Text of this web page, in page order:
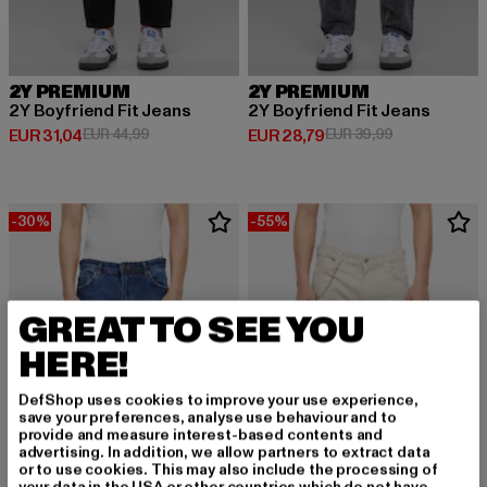
2Y PREMIUM
2Y Boyfriend Fit Jeans
EUR 31,04
Derzeitiger Preis: EUR 31,04
EUR 44,99Aktionspreis: EUR 44,99
2Y PREMIUM
2Y Boyfriend Fit Jeans
EUR 28,79
Derzeitiger Preis: EUR 28,79
EUR 39,99Aktionspreis:
-30% -55%
GREAT TO SEE YOU
HERE!
DefShop uses cookies to improve your use experience,
save your preferences, analyse use behaviour and to
provide and measure interest-based contents and
advertising. In addition, we allow partners to extract data
or to use cookies. This may also include the processing of